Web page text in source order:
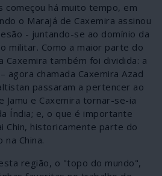
começou há muito tempo, em
o Marajá de Caxemira assinou
- juntando-se ao domínio da
militar. Como a maior parte do
Caxemira também foi dividida: a
chamada Caxemira Azad
passaram a pertencer ao
Jamu e Caxemira tornar-se-ia
Índia; e, o que é importante
Chin, historicamente parte do
China.
região, o "topo do mundo",